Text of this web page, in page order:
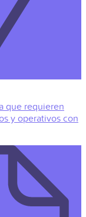
que requieren
y operativos con